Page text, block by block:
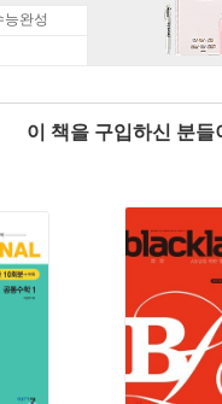
능완성
이 책을 구입하신 분